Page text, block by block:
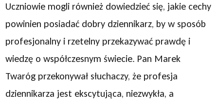
Uczniowie mogli również dowiedzieć się, jakie cechy
powinien posiadać dobry dziennikarz, by w sposób
profesjonalny i rzetelny przekazywać prawdę i
wiedzę o współczesnym świecie. Pan Marek
Twaróg przekonywał słuchaczy, że profesja
dziennikarza jest ekscytująca, niezwykła, a